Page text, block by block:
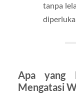
tanpa
Apa yang
Mengatasi